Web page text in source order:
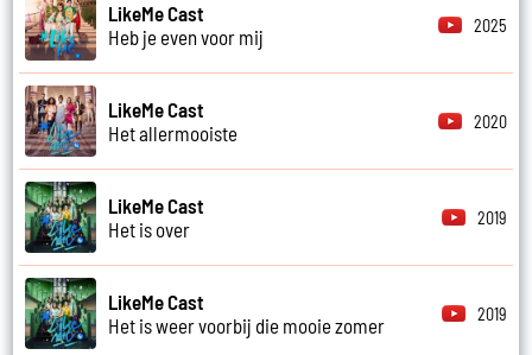
LikeMe Cast
Heb je even voor mij
2025
LikeMe Cast
Het allermooiste
2020
LikeMe Cast
Het is over
2019
LikeMe Cast
Het is weer voorbij die mooie zomer
2019